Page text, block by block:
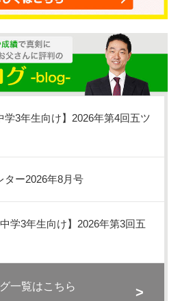
学3年生向け】2026年第4回五ツ
ター2026年8月号
中学3年生向け】2026年第3回五
一覧はこちら